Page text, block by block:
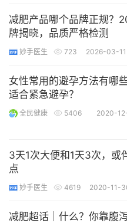
减肥产品哪个品牌正规？
牌揭晓，品质严格检测
妙手医生 723 2026-03-11
女性常用的避孕方法有哪
适合紧急避孕？
全民健康 5406 2020-
3天1次大便和1天3次，或
点
妙手医生 4619 2020-11-
减肥超话｜什么？你靠腹